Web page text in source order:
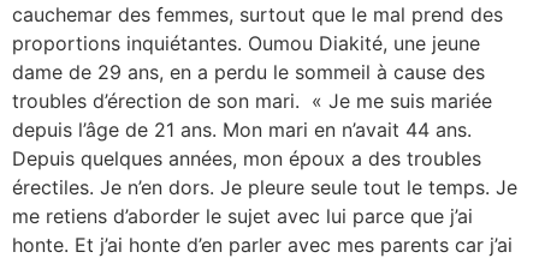
cauchemar des femmes, surtout que le mal prend des
proportions inquiétantes. Oumou Diakité, une jeune
dame de 29 ans, en a perdu le sommeil à cause des
troubles d’érection de son mari. « Je me suis mariée
depuis l’âge de 21 ans. Mon mari en n’avait 44 ans.
Depuis quelques années, mon époux a des troubles
érectiles. Je n’en dors. Je pleure seule tout le temps. Je
me retiens d’aborder le sujet avec lui parce que j’ai
honte. Et j’ai honte d’en parler avec mes parents car j’ai